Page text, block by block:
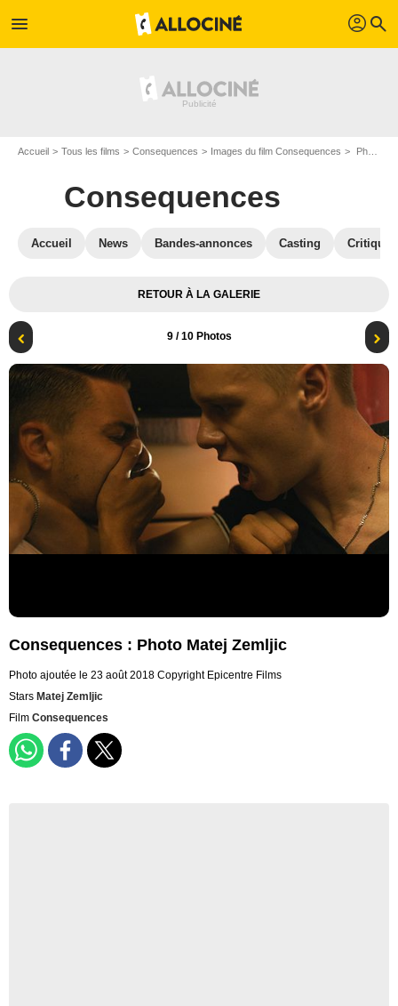
menu profil search
Accueil Tous les films Consequences Images du film Consequences Photo du film Consequences - Photo 9
Consequences
Accueil News Bandes-annonces Casting
RETOUR À LA GALERIE
9/ 10 Photos
Consequences : Photo Matej Zemljic
Photo ajoutée le 23 août 2018 Copyright Epicentre Films
Stars Matej Zemljic
Film Consequences